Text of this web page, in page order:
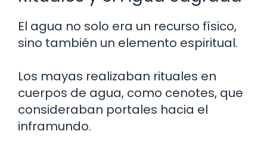
El agua no solo era un recurso físico,
sino también un elemento espiritual.
Los mayas realizaban rituales en
cuerpos de agua, como cenotes, que
consideraban portales hacia el
inframundo.